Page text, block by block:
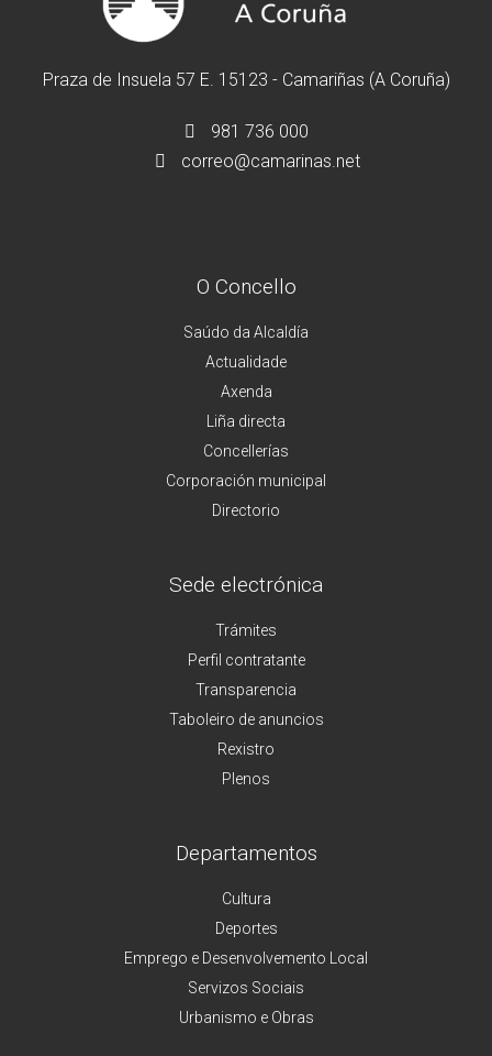
Praza de Insuela 57 E. 15123 - Camariñas (A Coruña)
981 736 000
correo@camarinas.net
O Concello
Saúdo da Alcaldía
Actualidade
Axenda
Liña directa
Concellerías
Corporación municipal
Directorio
Sede electrónica
Trámites
Perfil contratante
Transparencia
Taboleiro de anuncios
Rexistro
Plenos
Departamentos
Cultura
Deportes
Emprego e Desenvolvemento Local
Servizos Sociais
Urbanismo e Obras